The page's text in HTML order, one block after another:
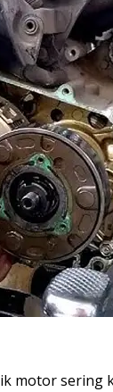
motor sering